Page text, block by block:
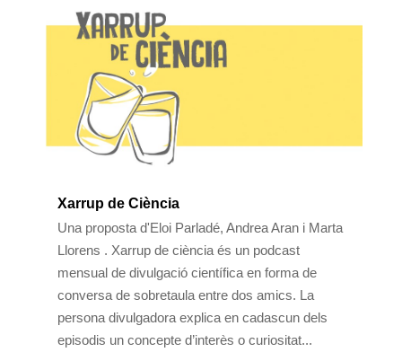
Xarrup de Ciència
Una proposta d'Eloi Parladé, Andrea Aran i Marta
Llorens . Xarrup de ciència és un podcast
mensual de divulgació científica en forma de
conversa de sobretaula entre dos amics. La
persona divulgadora explica en cadascun dels
episodis un concepte d’interès o curiositat...